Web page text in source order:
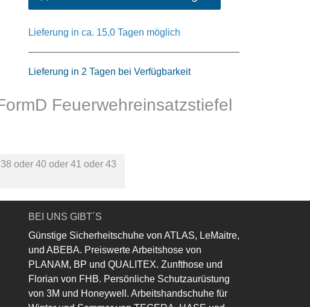
Lieferung in ca. 15,0 Tagen möglich
Lieferung in 2 Tagen bei Verfügbarkeit
Feuerwehreinsatzstiefel
38 oder 40oder 41 oder 43
BEI UNS GIBT´S
Günstige Sicherheitschuhe von ATLAS, LeMaitre,
und ABEBA. Preiswerte Arbeitshose von
PLANAM, BP und QUALITEX. Zunfthose und
Florian von FHB. Persönliche Schutzaurüstung
von 3M und Honeywell. Arbeitshandschuhe für